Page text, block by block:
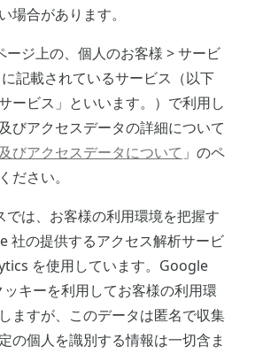
場合があります。
ジ上の、個人のお客様 > サービ
記載されているサービス（以下
ービス」といいます。）で利用し
びアクセスデータの詳細について
びアクセスデータについて 」のペ
ださい。
は、お客様の利用環境を把握す
社の提供するアクセス解析サービ
を使用しています。Google
キーを利用してお客様の利用環
ますが、このデータは匿名で収集
の個人を識別する情報は一切含ま